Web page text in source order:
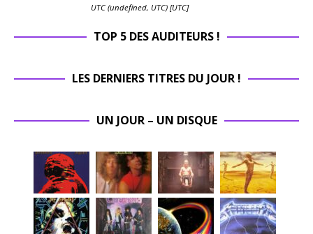
UTC (undefined, UTC) [UTC]
TOP 5 DES AUDITEURS !
LES DERNIERS TITRES DU JOUR !
UN JOUR – UN DISQUE